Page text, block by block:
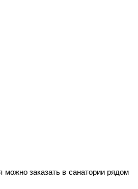
заказать в санатории рядом